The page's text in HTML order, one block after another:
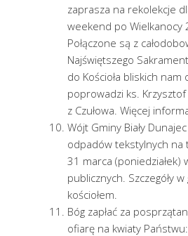
zaprasza na rekolekcje
weekend po Wielkanocy
Połączone są z
Najświętszego
do Kościoła bliskich nam
poprowadzi ks.
z Czułowa. Więcej
Wójt Gminy Biały
odpadów tekstylnych na
31 marca (poniedziałek)
publicznych. Szczegóły
kościołem.
Bóg zapłać za
ofiarę na kwiaty